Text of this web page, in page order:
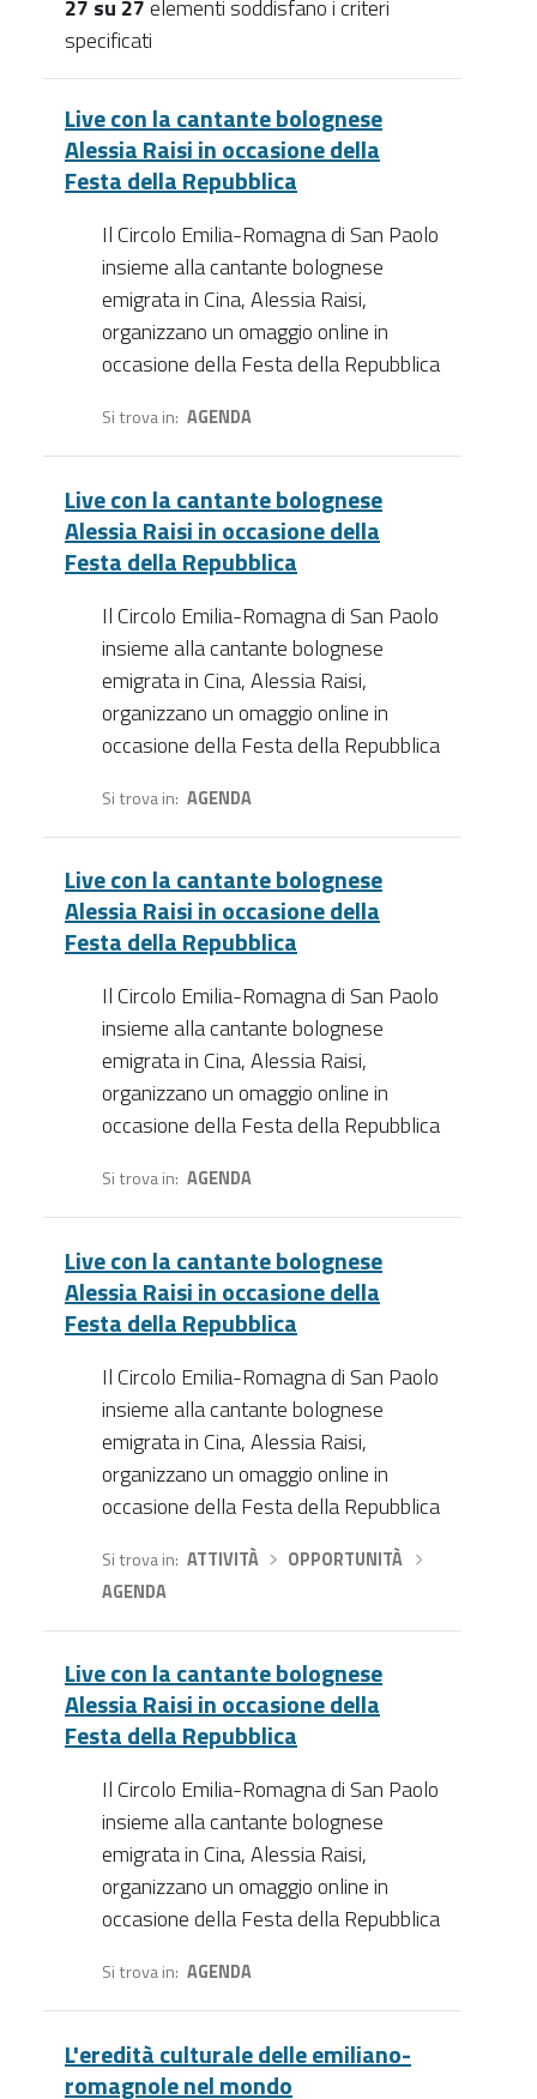
27 su 27elementi soddisfano i criteri
specificati
Live con la cantante bolognese
Alessia Raisi in occasione della
Festa della Repubblica
Il Circolo Emilia-Romagna di San Paolo
insieme alla cantante bolognese
emigrata in Cina, Alessia Raisi,
organizzano un omaggio online in
occasione della Festa della Repubblica
Si trova in AGENDA
Live con la cantante bolognese
Alessia Raisi in occasione della
Festa della Repubblica
Il Circolo Emilia-Romagna di San Paolo
insieme alla cantante bolognese
emigrata in Cina, Alessia Raisi,
organizzano un omaggio online in
occasione della Festa della Repubblica
Si trova in AGENDA
Live con la cantante bolognese
Alessia Raisi in occasione della
Festa della Repubblica
Il Circolo Emilia-Romagna di San Paolo
insieme alla cantante bolognese
emigrata in Cina, Alessia Raisi,
organizzano un omaggio online in
occasione della Festa della Repubblica
Si trova in AGENDA
Live con la cantante bolognese
Alessia Raisi in occasione della
Festa della Repubblica
Il Circolo Emilia-Romagna di San Paolo
insieme alla cantante bolognese
emigrata in Cina, Alessia Raisi,
organizzano un omaggio online in
occasione della Festa della Repubblica
Si trova in ATTIVITÀ› OPPORTUNITÀ
AGENDA
Live con la cantante bolognese
Alessia Raisi in occasione della
Festa della Repubblica
Il Circolo Emilia-Romagna di San Paolo
insieme alla cantante bolognese
emigrata in Cina, Alessia Raisi,
organizzano un omaggio online in
occasione della Festa della Repubblica
Si trova in AGENDA
L'eredità culturale delle emiliano-
romagnole nel mondo